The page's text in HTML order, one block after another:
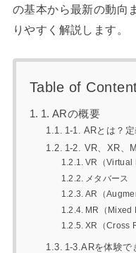
の基本から最新の動向
りやすく解説します。
Table of
1. ARの概要
1-1. ARとは？
1-2. VR、XR、
VR（Virtual
メタバース
AR（
MR（Mixed
XR（Cross
1-3.ARを体験で